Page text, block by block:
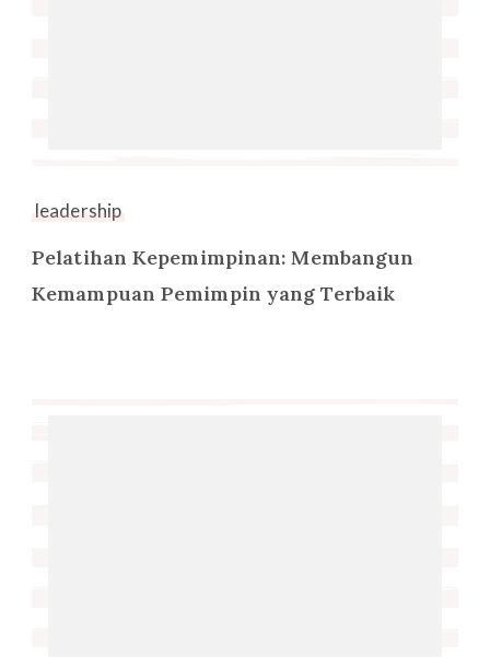
leadership
Pelatihan Kepemimpinan: Membangun
Kemampuan Pemimpin yang Terbaik